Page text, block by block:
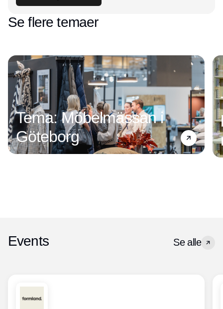
Se flere temaer
Tema: Möbelmässan i
Göteborg
Events Se alle